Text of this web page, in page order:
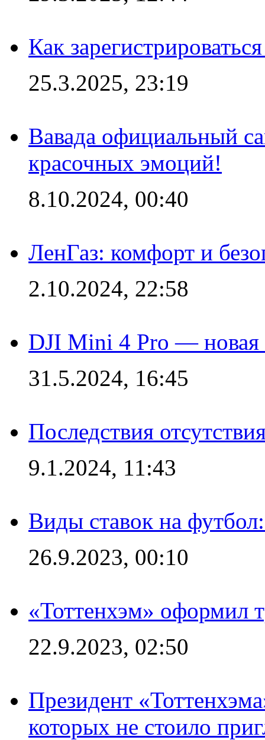
Как
25.3.2025, 23:19
Вавада официальный
красочных эмоций!
8.10.2024, 00:40
ЛенГаз: комфорт и
2.10.2024, 22:58
DJI Mini 4 Pro — новая
31.5.2024, 16:45
Последствия
9.1.2024, 11:43
Виды ставок на
26.9.2023, 00:10
«Тоттенхэм» оформил
22.9.2023, 02:50
Президент
которых не стоило